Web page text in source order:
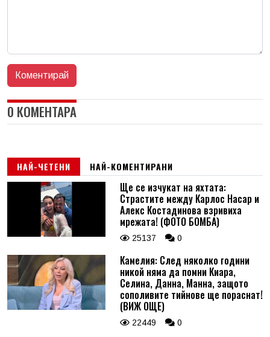
0 КОМЕНТАРА
НАЙ-ЧЕТЕНИ НАЙ-КОМЕНТИРАНИ
Ще се изчукат на яхтата:
Страстите между Карлос Насар и
Алекс Костадинова взривиха
мрежата! (ФОТО БОМБА)
25137 0
Камелия: След няколко години
никой няма да помни Киара,
Селина, Данна, Манна, защото
сополивите тийнове ще пораснат!
(ВИЖ ОЩЕ)
22449 0